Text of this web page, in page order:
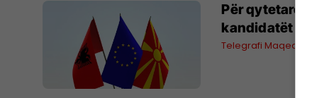
Për qytetarët
kandidatët
Telegrafi Maqedoni